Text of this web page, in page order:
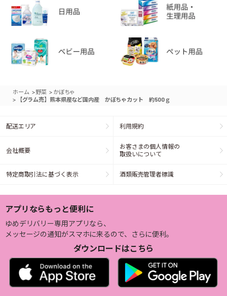
ホーム >野菜 > かぼちゃ
> 【グラム売】熊本県産など国内産 かぼちゃカット 約500ｇ
配送エリア 利用規約
会社概要
お客さまの個人情報の
取扱いについて
特定商取引法に基づく表示 酒類販売管理者標識
アプリならもっと便利に
ゆめデリバリー専用アプリなら、
メッセージの通知がスマホに来るので、さらに便利。
ダウンロードはこちら